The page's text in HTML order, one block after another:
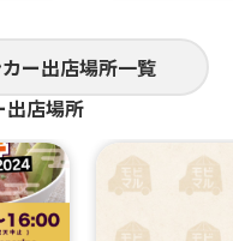
ー出店場所一覧
出店場所